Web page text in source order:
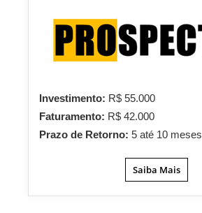
Investimento: R$ 55.000
Faturamento: R$ 42.000
Prazo de Retorno: 5 até 10 meses
Saiba Mais